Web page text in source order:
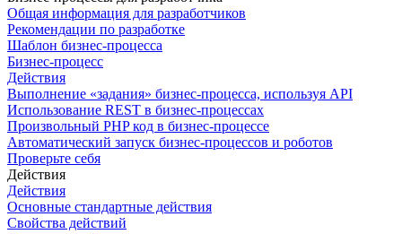
Общая информация для разработчиков
Рекомендации по разработке
Шаблон бизнес-процесса
Бизнес-процесс
Действия
Выполнение «задания» бизнес-процесса, используя API
Использование REST в бизнес-процессах
Произвольный PHP код в бизнес-процессе
Автоматический запуск бизнес-процессов и роботов
Проверьте себя
Действия
Действия
Основные стандартные действия
Свойства действий